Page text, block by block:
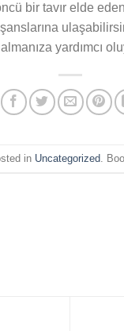
bir tavır elde
yardımcı
in Uncategorized.